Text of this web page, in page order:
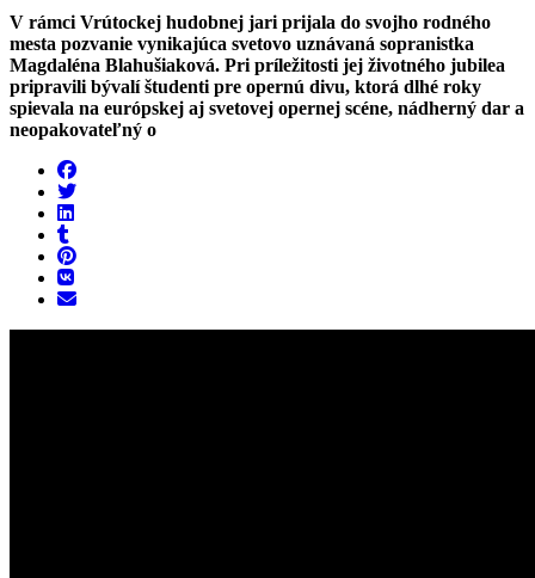
V rámci Vrútockej hudobnej jari prijala do svojho rodného
mesta pozvanie vynikajúca svetovo uznávaná sopranistka
Magdaléna Blahušiaková. Pri príležitosti jej životného jubilea
pripravili bývalí študenti pre opernú divu, ktorá dlhé roky
spievala na európskej aj svetovej opernej scéne, nádherný dar a
neopakovateľný o